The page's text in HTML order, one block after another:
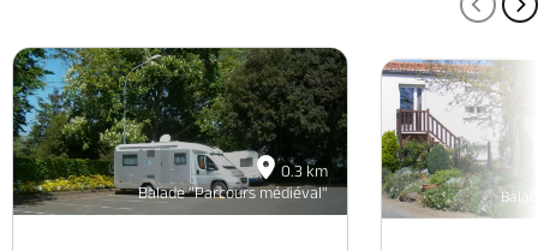
0.3 km
Balade "Parcours médiéval"